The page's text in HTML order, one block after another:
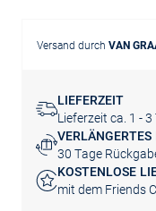
Versand durch VAN
LIEFERZEIT
Lieferzeit ca. 1 - 3
VERLÄNGERTES
30 Tage
KOSTENLOSE
mit dem Friends